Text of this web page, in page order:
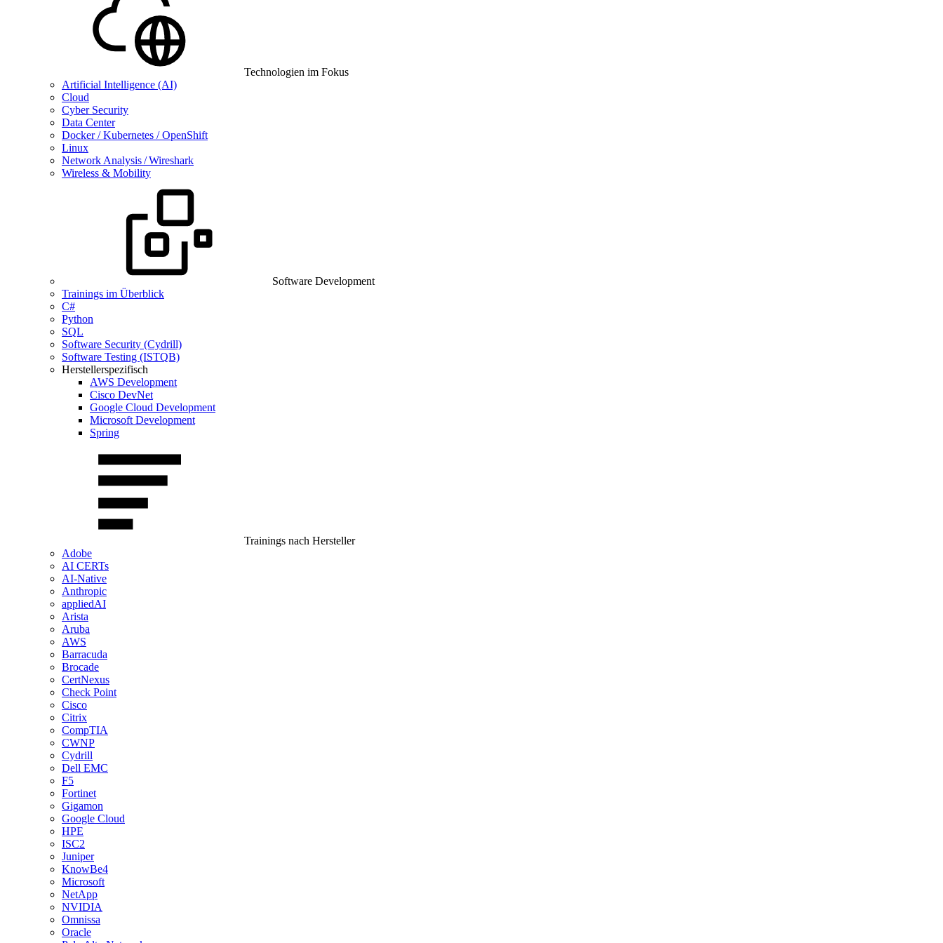
Technologien im Fokus
Artificial Intelligence (AI)
Cloud
Cyber Security
Data Center
Docker / Kubernetes / OpenShift
Linux
Network Analysis / Wireshark
Wireless & Mobility
Software Development
Trainings im Überblick
C#
Python
SQL
Software Security (Cydrill)
Software Testing (ISTQB)
Herstellerspezifisch
AWS Development
Cisco DevNet
Google Cloud Development
Microsoft Development
Spring
Trainings nach Hersteller
Adobe
AI CERTs
AI-Native
Anthropic
appliedAI
Arista
Aruba
AWS
Barracuda
Brocade
CertNexus
Check Point
Cisco
Citrix
CompTIA
CWNP
Cydrill
Dell EMC
F5
Fortinet
Gigamon
Google Cloud
HPE
ISC2
Juniper
KnowBe4
Microsoft
NetApp
NVIDIA
Omnissa
Oracle